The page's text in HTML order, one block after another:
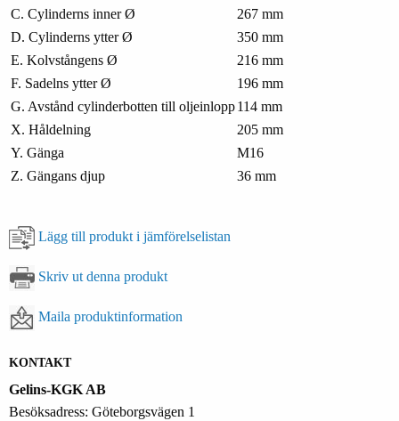
C. Cylinderns inner Ø
267 mm
D. Cylinderns ytter Ø
350 mm
E. Kolvstångens Ø
216 mm
F. Sadelns ytter Ø
196 mm
G. Avstånd cylinderbotten till oljeinlopp114 mm
X. Håldelning
205 mm
Y. Gänga
M16
Z. Gängans djup
36 mm
Lägg till produkt i jämförelselistan
Skriv ut denna produkt
Maila produktinformation
KONTAKT
Gelins-KGK AB
Besöksadress: Göteborgsvägen 1